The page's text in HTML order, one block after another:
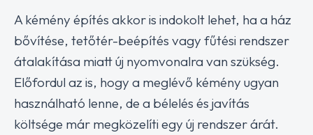
A kémény építés akkor is indokolt lehet, ha a ház
bővítése, tetőtér-beépítés vagy fűtési rendszer
átalakítása miatt új nyomvonalra van szükség.
Előfordul az is, hogy a meglévő kémény ugyan
használható lenne, de a bélelés és javítás
költsége már megközelíti egy új rendszer árát.